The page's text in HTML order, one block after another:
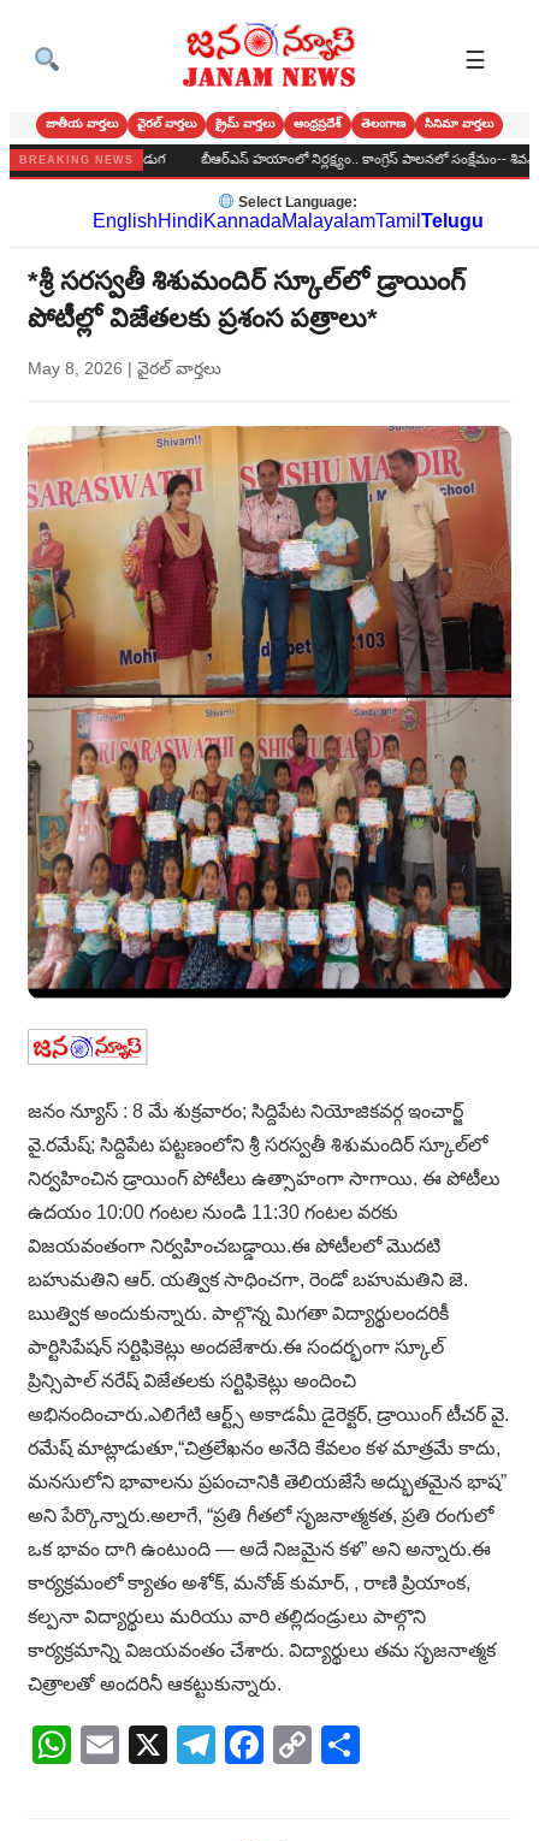
☰
జాతీయ వార్తలు వైరల్ వార్తలు క్రైమ్ వార్తలు ఆంధ్రప్రదేశ్ తెలంగాణ సినిమా వార్తలు
BREAKING NEWS
బోనాల పండుగ బీఆర్‌ఎస్‌ హయాంలో నిర్లక్ష్యం.. కాంగ్రెస్‌ పాలనలో సంక్షేమం-- శివన్నోళ్ల
Select Language:
EnglishHindiKannadaMalayalamTamil Telugu
*శ్రీ సరస్వతీ శిశుమందిర్ స్కూల్‌లో డ్రాయింగ్
పోటీల్లో విజేతలకు ప్రశంస పత్రాలు*
May 8, 2026 | వైరల్ వార్తలు
జనం న్యూస్ : 8 మే శుక్రవారం; సిద్దిపేట నియోజికవర్గ ఇంచార్జ్
వై.రమేష్; సిద్దిపేట పట్టణంలోని శ్రీ సరస్వతీ శిశుమందిర్ స్కూల్‌లో
నిర్వహించిన డ్రాయింగ్ పోటీలు ఉత్సాహంగా సాగాయి. ఈ పోటీలు
ఉదయం 10:00 గంటల నుండి 11:30 గంటల వరకు
విజయవంతంగా నిర్వహించబడ్డాయి.ఈ పోటీలలో మొదటి
బహుమతిని ఆర్. యత్విక సాధించగా, రెండో బహుమతిని జె.
ఋత్విక అందుకున్నారు. పాల్గొన్న మిగతా విద్యార్థులందరికీ
పార్టిసిపేషన్ సర్టిఫికెట్లు అందజేశారు.ఈ సందర్భంగా స్కూల్
ప్రిన్సిపాల్ నరేష్ విజేతలకు సర్టిఫికెట్లు అందించి
అభినందించారు.ఎలిగేటి ఆర్ట్స్ అకాడమీ డైరెక్టర్, డ్రాయింగ్ టీచర్ వై.
రమేష్ మాట్లాడుతూ,“చిత్రలేఖనం అనేది కేవలం కళ మాత్రమే కాదు,
మనసులోని భావాలను ప్రపంచానికి తెలియజేసే అద్భుతమైన భాష”
అని పేర్కొన్నారు.అలాగే, “ప్రతి గీతలో సృజనాత్మకత, ప్రతి రంగులో
ఒక భావం దాగి ఉంటుంది — అదే నిజమైన కళ” అని అన్నారు.ఈ
కార్యక్రమంలో క్యాతం అశోక్, మనోజ్ కుమార్, , రాణి ప్రియాంక,
కల్పనా విద్యార్థులు మరియు వారి తల్లిదండ్రులు పాల్గొని
కార్యక్రమాన్ని విజయవంతం చేశారు. విద్యార్థులు తమ సృజనాత్మక
చిత్రాలతో అందరినీ ఆకట్టుకున్నారు.
WhatsApp
Email
X Telegram
Facebook
Copy